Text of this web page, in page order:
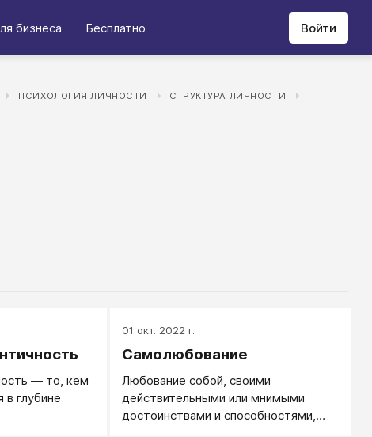
бизнеса Бесплатно Войти
ПСИХОЛОГИЯ ЛИЧНОСТИ
СТРУКТУРА ЛИЧНОСТИ
— то, кем
в глубине
01 окт. 2022 г.
Самолюбование
Любование собой, своими
действительными или мнимыми
достоинствами и способностями,